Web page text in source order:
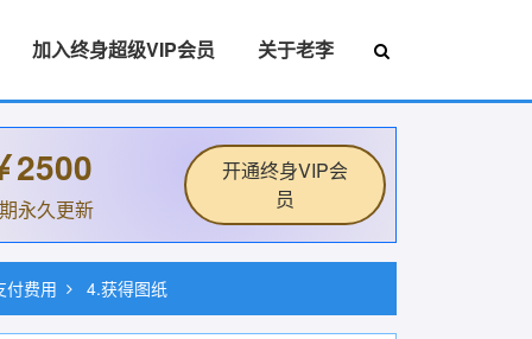
加入终身超级VIP会员 关于老李
2500
永久更新
开通终身VIP会
员
付费用 4.获得图纸